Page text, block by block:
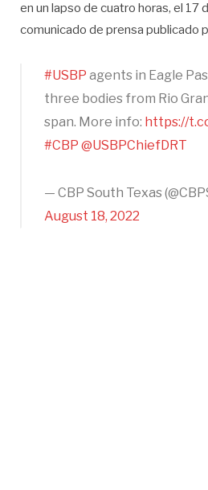
en un lapso de cuatro horas, el 17
comunicado de prensa publicado
#USBP agents in Eagle
three bodies from Rio
span. More info: https://
#CBP @USBPChiefDRT
— CBP South Texas
August 18, 2022